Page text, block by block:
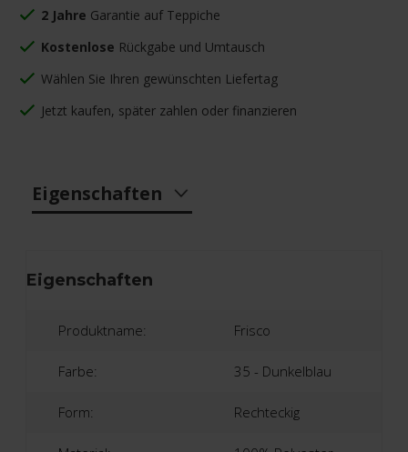
2 Jahre Garantie auf Teppiche
Kostenlose Rückgabe und Umtausch
Wählen Sie Ihren gewünschten Liefertag
Jetzt kaufen, später zahlen oder finanzieren
Eigenschaften
Eigenschaften
Produktname: Frisco
Farbe: 35 - Dunkelblau
Form: Rechteckig